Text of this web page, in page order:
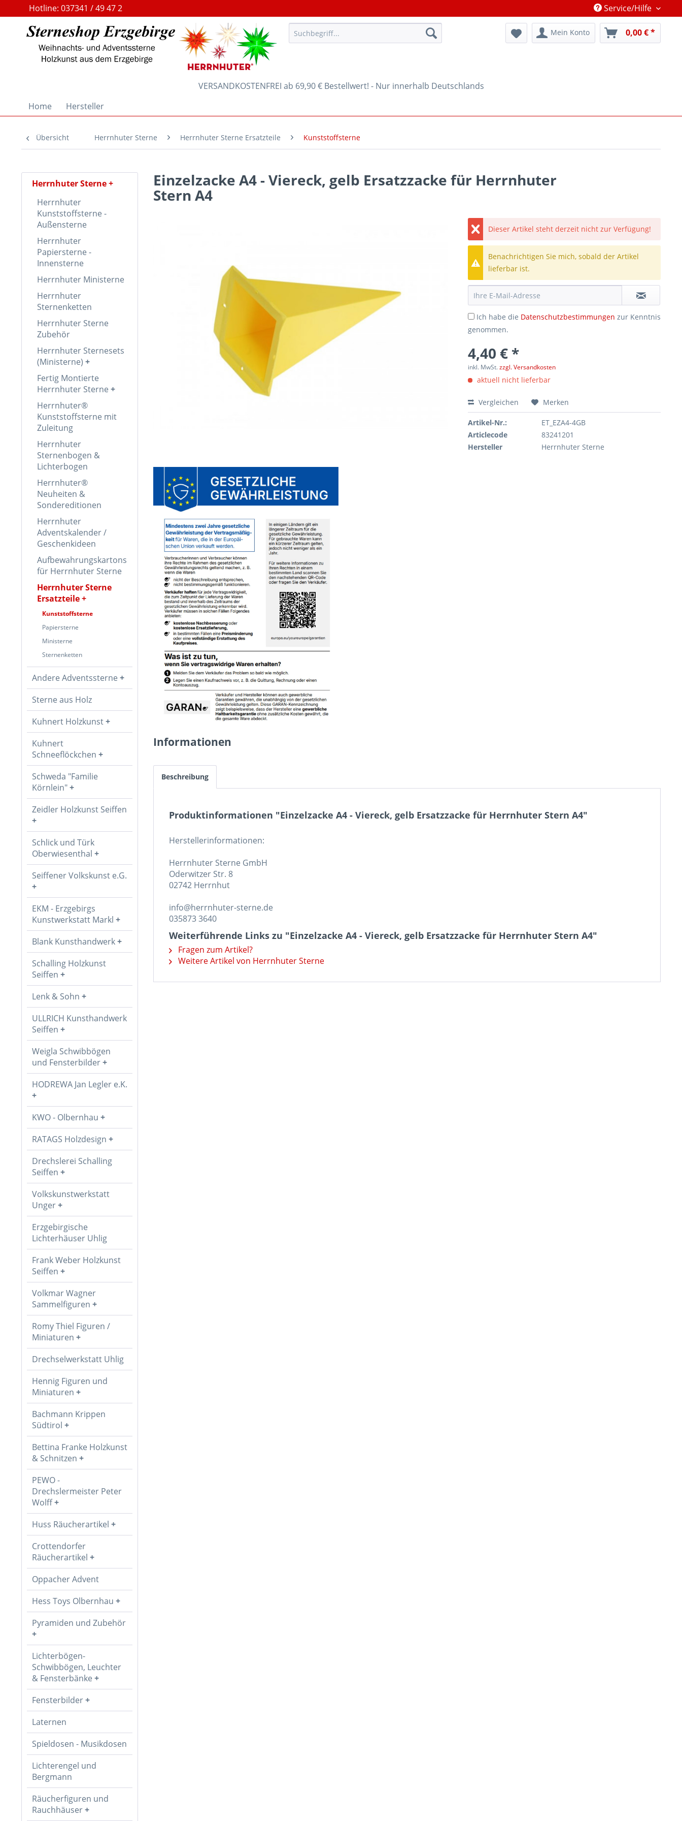
Hotline: 037341 / 49 47 2 Service/Hilfe
Mein Konto 0,00 € *
VERSANDKOSTENFREI ab 69,90 € Bestellwert! - Nur innerhalb Deutschlands
Home
Hersteller
Übersicht Herrnhuter Sterne Herrnhuter Sterne Ersatzteile Kunststoffsterne
Herrnhuter Sterne
Herrnhuter
Kunststoffsterne -
Außensterne
Herrnhuter
Papiersterne -
Innensterne
Herrnhuter Ministerne
Herrnhuter
Sternenketten
Herrnhuter Sterne
Zubehör
Herrnhuter Sternesets
(Ministerne)
Fertig Montierte
Herrnhuter Sterne
Herrnhuter®
Kunststoffsterne mit
Zuleitung
Herrnhuter
Sternenbogen &
Lichterbogen
Herrnhuter®
Neuheiten &
Sondereditionen
Herrnhuter
Adventskalender /
Geschenkideen
Aufbewahrungskartons
für Herrnhuter Sterne
Herrnhuter Sterne
Ersatzteile
Kunststoffsterne
Papiersterne
Ministerne
Sternenketten
Andere Adventssterne
Sterne aus Holz
Kuhnert Holzkunst
Kuhnert
Schneeflöckchen
Schweda "Familie
Körnlein"
Zeidler Holzkunst Seiffen
Schlick und Türk
Oberwiesenthal
Seiffener Volkskunst e.G.
EKM - Erzgebirgs
Kunstwerkstatt Markl
Blank Kunsthandwerk
Schalling Holzkunst
Seiffen
Lenk & Sohn
ULLRICH Kunsthandwerk
Seiffen
Weigla Schwibbögen
und Fensterbilder
HODREWA Jan Legler e.K.
KWO - Olbernhau
RATAGS Holzdesign
Drechslerei Schalling
Seiffen
Volkskunstwerkstatt
Unger
Erzgebirgische
Lichterhäuser Uhlig
Frank Weber Holzkunst
Seiffen
Volkmar Wagner
Sammelfiguren
Romy Thiel Figuren /
Miniaturen
Drechselwerkstatt Uhlig
Hennig Figuren und
Miniaturen
Bachmann Krippen
Südtirol
Bettina Franke Holzkunst
& Schnitzen
PEWO -
Drechslermeister Peter
Wolff
Huss Räucherartikel
Crottendorfer
Räucherartikel
Oppacher Advent
Hess Toys Olbernhau
Pyramiden und Zubehör
Lichterbögen-
Schwibbögen, Leuchter
& Fensterbänke
Fensterbilder
Laternen
Spieldosen - Musikdosen
Lichterengel und
Bergmann
Räucherfiguren und
Rauchhäuser
Einzelzacke A4 - Viereck, gelb Ersatzzacke für Herrnhuter
Stern A4
Dieser Artikel steht derzeit nicht zur Verfügung!
Benachrichtigen Sie mich, sobald der Artikel
lieferbar ist.
Ich habe die Datenschutzbestimmungen zur Kenntnis
genommen.
4,40 € *
inkl. MwSt.zzgl. Versandkosten
aktuell nicht lieferbar
Vergleichen Merken
Artikel-Nr.:
ET_EZA4-4GB
Articlecode
83241201
Hersteller
Herrnhuter Sterne
Informationen
Beschreibung
Produktinformationen "Einzelzacke A4 - Viereck, gelb Ersatzzacke für Herrnhuter Stern A4"
Herstellerinformationen:
Herrnhuter Sterne GmbH
Oderwitzer Str. 8
02742 Herrnhut
info@herrnhuter-sterne.de
035873 3640
Weiterführende Links zu "Einzelzacke A4 - Viereck, gelb Ersatzzacke für Herrnhuter Stern A4"
Fragen zum Artikel?
Weitere Artikel von Herrnhuter Sterne